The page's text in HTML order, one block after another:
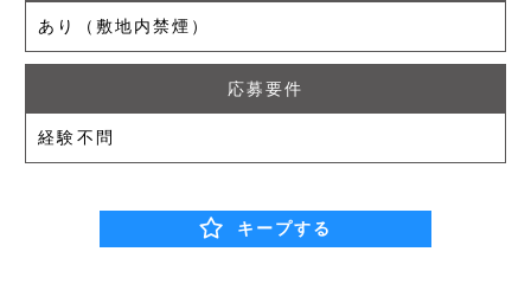
あり（敷地内禁煙）
応募要件
経験不問
キープする